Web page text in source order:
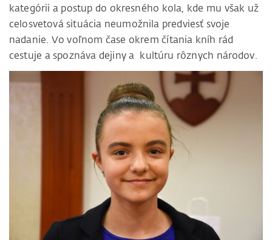
kategórii a postup do okresného kola, kde mu však už
celosvetová situácia neumožnila predviesť svoje
nadanie. Vo voľnom čase okrem čítania kníh rád
cestuje a spoznáva dejiny a kultúru rôznych národov.